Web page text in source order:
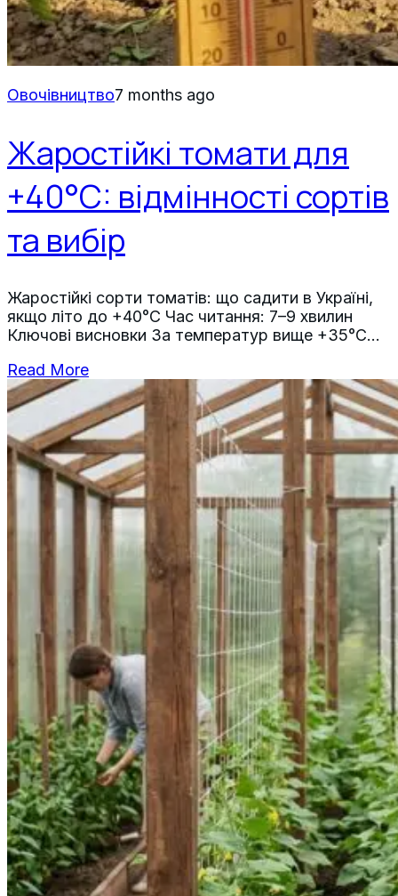
Овочівництво7 months ago
Жаростійкі томати для
+40°C: відмінності сортів
та вибір
Жаростійкі сорти томатів: що садити в Україні,
якщо літо до +40°C Час читання: 7–9 хвилин
Ключові висновки За температур вище +35°C
без жаростійких гібридів урожай
Read More